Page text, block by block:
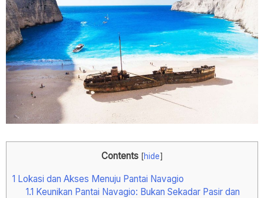
Contents [hide]
1 Lokasi dan Akses Menuju Pantai Navagio
1.1 Keunikan Pantai Navagio: Bukan Sekadar Pasir dan